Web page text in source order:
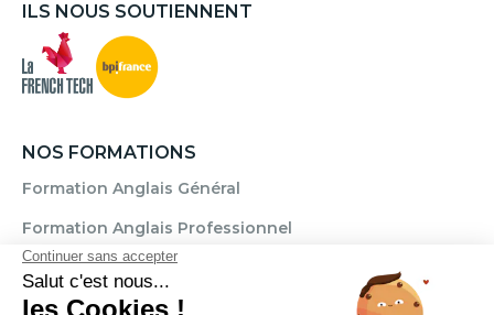
ILS NOUS SOUTIENNENT
NOS FORMATIONS
Formation Anglais Général
Formation Anglais Professionnel
Formation Allemand
Formation Espagnol